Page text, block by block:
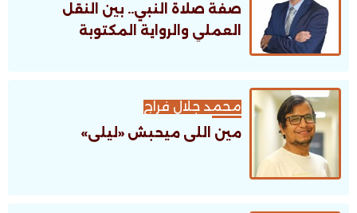
صفة صلاة النبي.. بين النقل
العملي والرواية المكتوبة
محمد جلال فراج
مين اللى ميحبش «ليلى»